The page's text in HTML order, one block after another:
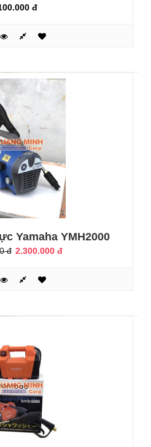
xuất nông nghiệp. Chính vì thế
chức năng ứng dụng của nó
máy rât quan trọng phổ biến
cuộc sống lao động của người
quan trọng vào việc sản xuất
dân có thể đạt được nhiều hiệu
sức người.Ưu điểm của máy xới
Lên luống, tạo rãnh, phay, xới
đ
Yamaha YMH2000
đ 2.300.000 đ